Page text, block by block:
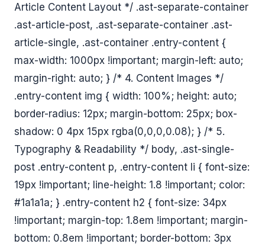
Article Content Layout */ .ast-separate-container
.ast-article-post, .ast-separate-container .ast-
article-single, .ast-container .entry-content {
max-width: 1000px !important; margin-left: auto;
margin-right: auto; } /* 4. Content Images */
.entry-content img { width: 100%; height: auto;
border-radius: 12px; margin-bottom: 25px; box-
shadow: 0 4px 15px rgba(0,0,0,0.08); } /* 5.
Typography & Readability */ body, .ast-single-
post .entry-content p, .entry-content li { font-size:
19px !important; line-height: 1.8 !important; color:
#1a1a1a; } .entry-content h2 { font-size: 34px
!important; margin-top: 1.8em !important; margin-
bottom: 0.8em !important; border-bottom: 3px